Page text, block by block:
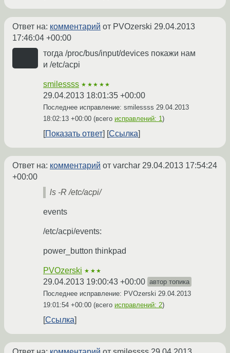
Ответ на: комментарий от PVOzerski 29.04.2013
17:46:04 +00:00
тогда /proc/bus/input/devices покажи нам
и /etc/acpi
smilessss ★★★★★
29.04.2013 18:01:35 +00:00
Последнее исправление: smilessss 29.04.2013
18:02:13 +00:00 (всего исправлений: 1)
Показать ответ Ссылка
Ответ на: комментарий от varchar 29.04.2013 17:54:24
+00:00
ls -R /etc/acpi/
events
/etc/acpi/events:
power_button thinkpad
PVOzerski ★★★
29.04.2013 19:00:43 +00:00 автор топика
Последнее исправление: PVOzerski 29.04.2013
19:01:54 +00:00 (всего исправлений: 2)
Ссылка